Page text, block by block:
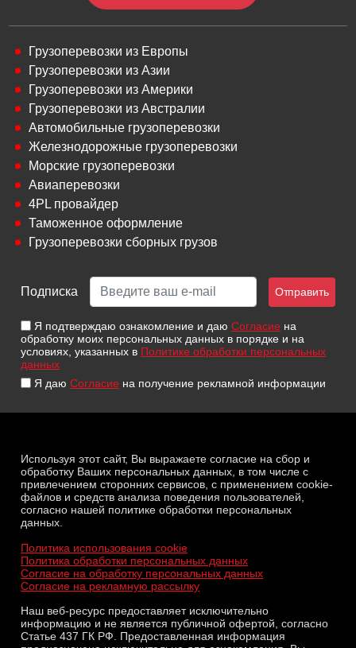
Грузоперевозки из Европы
Грузоперевозки из Азии
Грузоперевозки из Америки
Грузоперевозки из Австралии
Автомобильные грузоперевозки
Железнодорожные грузоперевозки
Морские грузоперевозки
Авиаперевозки
4PL провайдер
Таможенное оформление
Грузоперевозки сборных грузов
Подписка Отправить
Я подтверждаю ознакомление и даюСогласие на
обработку моих персональных данных в порядке и на
условиях, указанных в Политике обработки персональных
данных
Я даюСогласие на получение рекламной информации
Используя этот сайт, Вы выражаете согласие на сбор и
обработку Ваших персональных данных, в том числе с
привлечением сторонних сервисов, с применением cookie-
файлов и средств анализа поведения пользователей,
согласно нашей политике обработки персональных
данных.
Политика использования cookie
Политика обработки персональных данных
Согласие на обработку персональных данных
Согласие на рекламную рассылку
Наш веб-ресурс предоставляет исключительно
информацию и не является публичной офертой, согласно
Статье 437 ГК РФ. Предоставленная информация